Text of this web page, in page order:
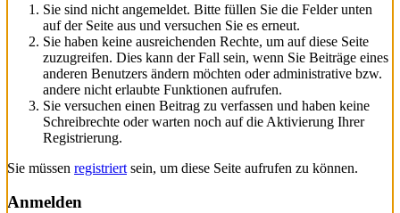
Sie sind nicht angemeldet. Bitte füllen Sie die Felder unten
auf der Seite aus und versuchen Sie es erneut.
Sie haben keine ausreichenden Rechte, um auf diese Seite
zuzugreifen. Dies kann der Fall sein, wenn Sie Beiträge eines
anderen Benutzers ändern möchten oder administrative bzw.
andere nicht erlaubte Funktionen aufrufen.
Sie versuchen einen Beitrag zu verfassen und haben keine
Schreibrechte oder warten noch auf die Aktivierung Ihrer
Registrierung.
Sie müssen registriert sein, um diese Seite aufrufen zu können.
Anmelden